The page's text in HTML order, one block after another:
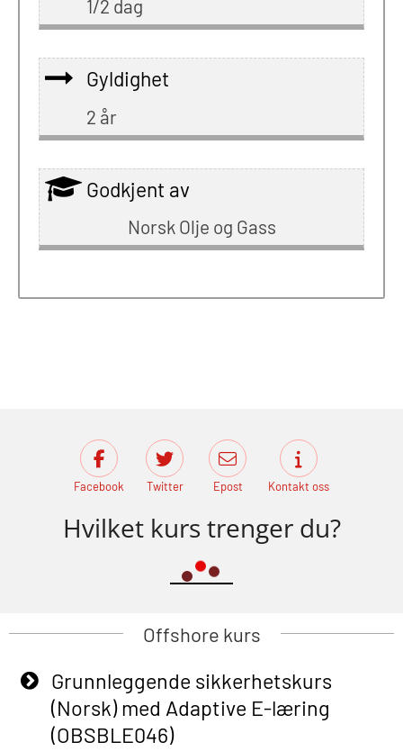
1/2 dag
Gyldighet
2 år
Godkjent av
Norsk Olje og Gass
Facebook Twitter Epost Kontakt oss
Hvilket kurs trenger du?
Offshore kurs
Grunnleggende sikkerhetskurs
(Norsk) med Adaptive E-læring
(OBSBLE046)